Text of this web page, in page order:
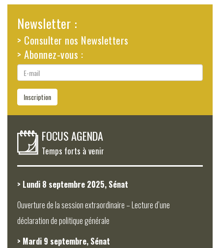
Newsletter :
> Consulter nos Newsletters
> Abonnez-vous :
E-
mail
Inscription
FOCUS AGENDA
Temps forts à venir
> Lundi 8 septembre 2025, Sénat
Ouverture de la session extraordinaire – Lecture d’une
déclaration de politique générale
> Mardi 9 septembre, Sénat